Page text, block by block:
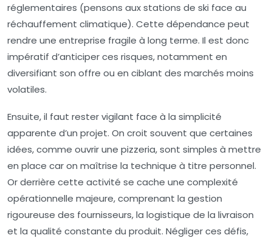
réglementaires (pensons aux stations de ski face au
réchauffement climatique). Cette dépendance peut
rendre une entreprise fragile à long terme. Il est donc
impératif d’anticiper ces risques, notamment en
diversifiant son offre ou en ciblant des marchés moins
volatiles.
Ensuite, il faut rester vigilant face à la simplicité
apparente d’un projet. On croit souvent que certaines
idées, comme ouvrir une pizzeria, sont simples à mettre
en place car on maîtrise la technique à titre personnel.
Or derrière cette activité se cache une complexité
opérationnelle majeure, comprenant la gestion
rigoureuse des fournisseurs, la logistique de la livraison
et la qualité constante du produit. Négliger ces défis,